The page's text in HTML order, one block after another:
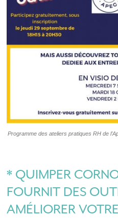
Programme des ateliers pratiques RH de
* QUIMPER
FOURNIT DES
AMÉLIORER